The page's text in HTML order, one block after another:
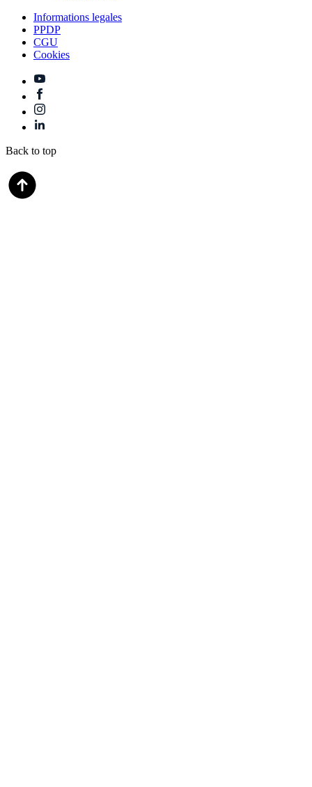
Informations legales
PPDP
CGU
Cookies
Back to top